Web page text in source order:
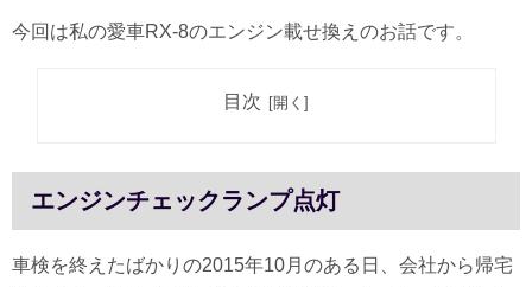
今回は私の愛車RX-8のエンジン載せ換えのお話です。
目次
エンジンチェックランプ点灯
車検を終えたばかりの2015年10月のある日、会社から帰宅